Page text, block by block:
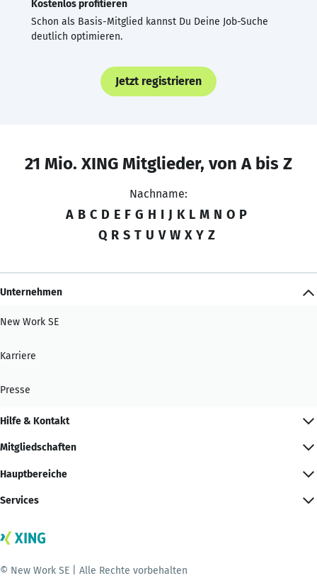
Kostenlos profitieren
Schon als Basis-Mitglied kannst Du Deine Job-Suche
deutlich optimieren.
Jetzt registrieren
21 Mio. XING Mitglieder, von A bis Z
Nachname:
A B C D E F G H I J K L M N O P
Q R S T U V W X Y Z
Unternehmen
New Work SE
Karriere
Presse
Hilfe & Kontakt
Mitgliedschaften
Hauptbereiche
Services
© New Work SE | Alle Rechte vorbehalten